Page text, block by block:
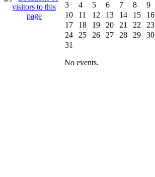
3
4 5 6 7 8
9
10
11 12 13 14 15
16
17
18 19 20 21 22
23
24
25 26 27 28 29
30
31
No events.